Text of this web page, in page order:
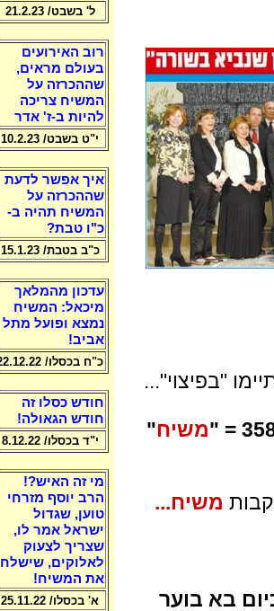
"בפיצוי"...
משיח"
משיח...
בא בוער
ל' בשבט/ 21.2.23
רוב האירועים
בעולם מראים,
שההכרזה על
המשיח צריכה
להיות ב-ז' אדר
י"ט בשבט/ 10.2.23
איך אפשר לדעת
שההכרזה על
המשיח תהיה ב-
כ"ו טבת?
כ"ב בטבת/ 15.1.23
עדכון מהמלאך
מיכאל: המשיח
נמצא ופועל מתל
אביב!
כ"ח בכסלו/ 22.12.22
חודש כסלו זה
חודש הגאולה!
י"ד בכסלו/ 8.12.22
מי זה האיש?!
הרב יוסף מזרחי
טוען, שגדול
ישראל אמר לו,
שצריך לצעוק
לאלוקים, שישלח
את המשיח!
א' בכסלו/ 25.11.22